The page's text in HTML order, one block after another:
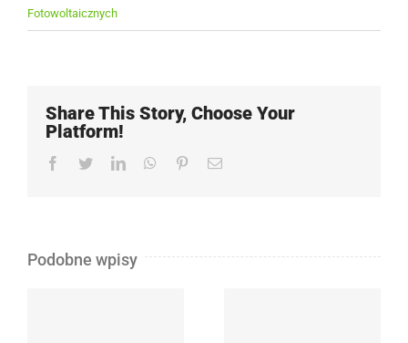
Fotowoltaicznych
Share This Story, Choose Your
Platform!
Facebook
TwitterLinkedInWhatsApp
PinterestEmail
Podobne wpisy